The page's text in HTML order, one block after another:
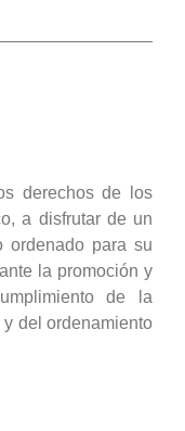
derechos de los
a disfrutar de un
ordenado para su
la promoción y
de la
del ordenamiento